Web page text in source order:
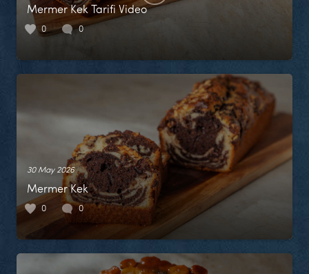
Mermer Kek Tarifi Video
0 0
30 May 2026
Mermer Kek
0 0